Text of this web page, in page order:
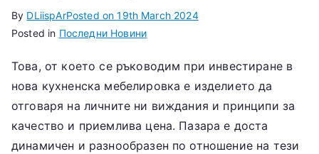
By DLiispArPosted on19th March 2024
Posted in Последни Новини
Това, от което се ръководим при инвестиране в
нова кухненска мебелировка е изделието да
отговаря на личните ни виждания и принципи за
качество и приемлива цена. Пазара е доста
динамичен и разнообразен по отношение на тези